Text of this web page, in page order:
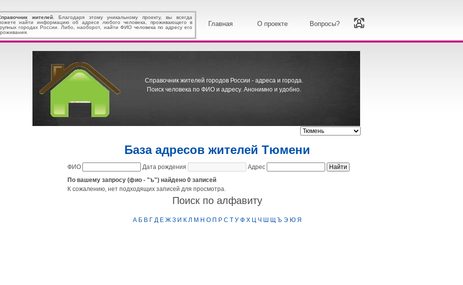
жителей. Благодаря этому уникальному проекту, вы всегда
найти информацию об адресе любого человека, проживающего в
городах России. Либо, наоборот, найти ФИО человека по адресу его
Главная О проекте Вопросы?
Справочник жителей городов России - адреса и города.
Поиск человека по ФИО и адресу. Анонимно и удобно.
База адресов жителей Тюмени
ФИО Дата рождения
Адрес
По вашему запросу (фио - "ъ") найдено 0 записей
К сожалению, нет подходящих записей для просмотра.
Поиск по алфавиту
А Б В Г Д Е Ж З И К Л М Н О П Р С Т У Ф Х Ц Ч Ш Щ Ъ Э Ю Я